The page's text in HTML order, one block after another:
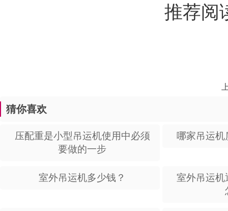
推荐阅
猜你喜欢
压配重是小型吊运机使用中必须
要做的一步
哪家吊运
室外吊运机多少钱？
室外吊运